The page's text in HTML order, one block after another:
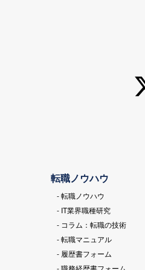
転職ノウハウ
- 転職ノウハウ
- IT業界職種研究
- コラム：転職の技術
- 転職マニュアル
- 履歴書フォーム
- 職務経歴書フォーム